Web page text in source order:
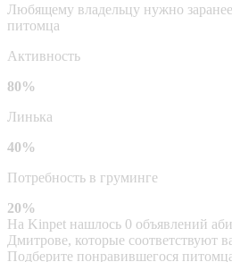
Любящему владельцу нужно заранее
питомца
Активность
80%
Линька
40%
Потребность в груминге
20%
На Kinpet нашлось 0 объявлений
Дмитрове, которые соответствуют
Подберите понравившегося